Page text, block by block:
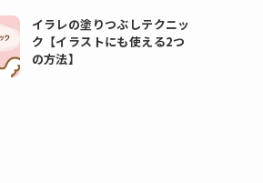
イラレの塗りつぶしテクニッ
ク【イラストにも使える2つ
の方法】